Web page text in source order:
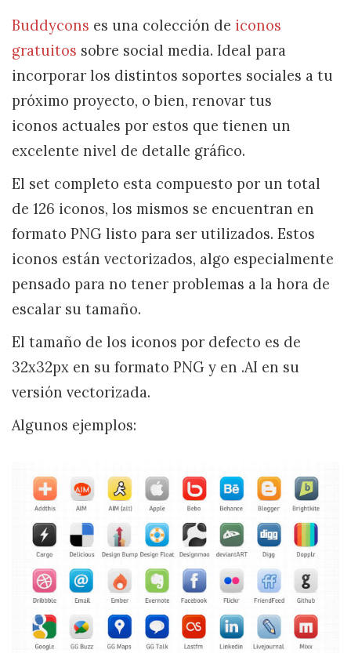
Buddycons es una colección de iconos
gratuitos sobre social media. Ideal para
incorporar los distintos soportes sociales a tu
próximo proyecto, o bien, renovar tus
iconos actuales por estos que tienen un
excelente nivel de detalle gráfico.
El set completo esta compuesto por un total
de 126 iconos, los mismos se encuentran en
formato PNG listo para ser utilizados. Estos
iconos están vectorizados, algo especialmente
pensado para no tener problemas a la hora de
escalar su tamaño.
El tamaño de los iconos por defecto es de
32x32px en su formato PNG y en .AI en su
versión vectorizada.
Algunos ejemplos: